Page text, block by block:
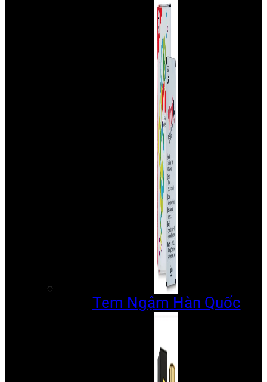
Tem Ngậm Hàn Quốc